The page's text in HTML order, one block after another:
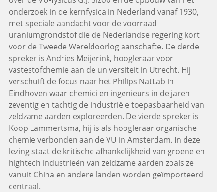
onderzoek in de kernfysica in Nederland vanaf 1930,
met speciale aandacht voor de voorraad
uraniumgrondstof die de Nederlandse regering kort
voor de Tweede Wereldoorlog aanschafte. De derde
spreker is Andries Meijerink, hoogleraar voor
vastestofchemie aan de universiteit in Utrecht. Hij
verschuift de focus naar het Philips NatLab in
Eindhoven waar chemici en ingenieurs in de jaren
zeventig en tachtig de industriële toepasbaarheid van
zeldzame aarden exploreerden. De vierde spreker is
Koop Lammertsma, hij is als hoogleraar organische
chemie verbonden aan de VU in Amsterdam. In deze
lezing staat de kritische afhankelijkheid van groene en
hightech industrieën van zeldzame aarden zoals ze
vanuit China en andere landen worden geïmporteerd
centraal.